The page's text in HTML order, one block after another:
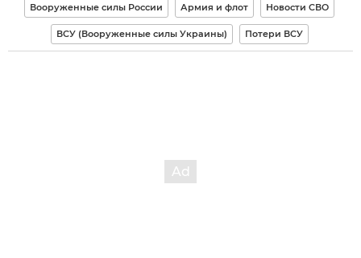
Вооруженные силы России Армия и флот Новости СВО
ВСУ (Вооруженные силы Украины) Потери ВСУ